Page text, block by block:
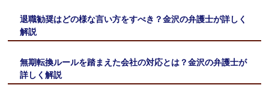
退職勧奨はどの様な言い方をすべき？金沢の弁護士が詳しく
解説
無期転換ルールを踏まえた会社の対応とは？金沢の弁護士が
詳しく解説